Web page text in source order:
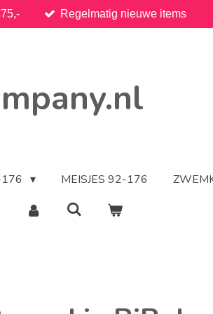
Regelmatig nieuwe items
176 MEISJES 92-176